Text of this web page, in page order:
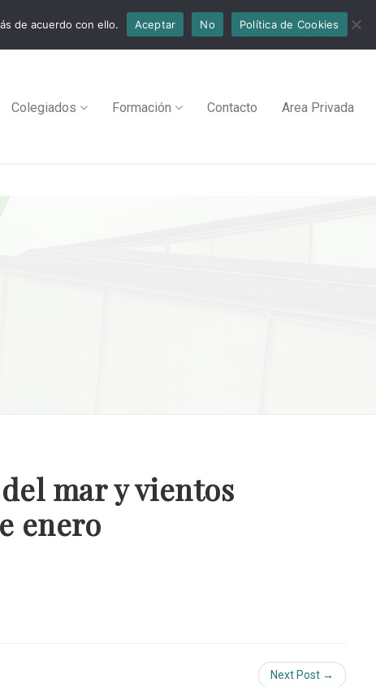
Colegiados Formación Contacto Area Privada
mar y vientos
enero
Next Post →
de acuerdo con ello. Aceptar No Política de Cookies